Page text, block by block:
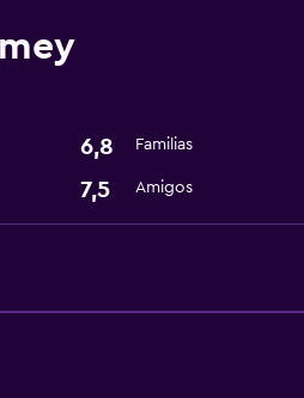
6,8 Familias
7,5 Amigos